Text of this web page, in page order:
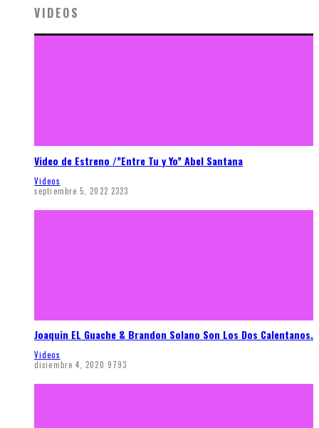
VIDEOS
Video de Estreno /”Entre Tu y Yo” Abel Santana
Videos
septiembre 5, 2022 2323
Joaquin EL Guache & Brandon Solano Son Los Dos Calentanos.
Videos
diciembre 4, 2020 9793